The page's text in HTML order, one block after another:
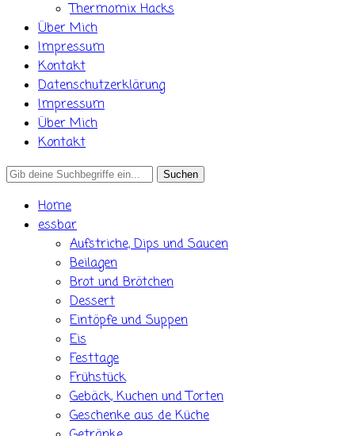
Thermomix Hacks
Über Mich
Impressum
Kontakt
Datenschutzerklärung
Impressum
Über Mich
Kontakt
Search
Home
essbar
Aufstriche, Dips und Saucen
Beilagen
Brot und Brötchen
Dessert
Eintöpfe und Suppen
Eis
Festtage
Frühstück
Gebäck, Kuchen und Torten
Geschenke aus de Küche